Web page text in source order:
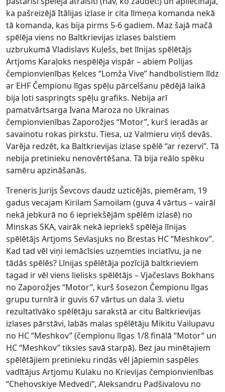
ka pašreizējā Itālijas izlase ir cita līmeņa komanda nekā
tā komanda, kas bija pirms 5-6 gadiem. Maz šajā mačā
spēlēja viens no Baltkrievijas izlases balstiem
uzbrukumā Vladislavs Kuļešs, bet līnijas spēlētājs
Artjoms Karaļoks nespēlēja vispār – abiem Polijas
čempionvienības Ķelces “Lomža Vive” handbolistiem līdz
ar EHF Čempionu līgas spēļu pārcelšanu pēdējā laikā
bija ļoti saspringts spēļu grafiks. Nebija arī
pamatvārtsarga Ivana Maroza no Ukrainas
čempionvienības Zaporožjes “Motor”, kurš ieradās ar
savainotu rokas pirkstu. Tiesa, uz Valmieru viņš devās.
Varēja redzēt, ka Baltkrievijas izlase spēlē “ar rezervi”. Tā
nebija pretinieku nenovērtēšana. Tā bija reālo spēku
samēru apzināšanās.
Treneris Jurijs Ševcovs daudz uzticējās, piemēram, 19
gadus vecajam Kirilam Samoilam (guva 4 vārtus – vairāl
nekā jebkurā no 6 iepriekšējām spēlēm izlasē) no
Minskas SKA, vairāk nekā iepriekš spēlēja līnijas
spēlētājs Artjoms Sevlasjuks no Brestas HC “Meshkov”.
Kad tad vēl viņi iemācīsies uzņemties inciatīvu, ja ne
tādās spēlēs? Līnijas spēlētāja pozīcijā baltkrieviem
tagad ir vēl viens lielisks spēlētājs – Vjačeslavs Bokhans
no Zaporožjes “Motor”, kurš šosezon Čempionu līgas
grupu turnīrā ir guvis 67 vārtus un dala 3. vietu
rezultatīvāko spēlētāju sarakstā ar citu Baltkrievijas
izlases pārstāvi, labās malas spēlētāju Mikitu Vailupavu
no HC “Meshkov” (čempionu līgas 1/8 finālā “Motor” un
HC “Meshkov” tiksies savā starpā). Bez jau minētajiem
spēlētājiem pretinieku rindās vēl jāpiemin saspēles
vadītājus Artjomu Kulaku no Krievijas čempionvienības
“Chehovskiye Medvedi”, Aleksandru Padšivalovu no